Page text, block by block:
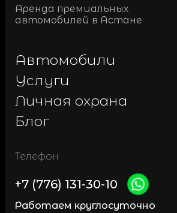
Аренда премиальных
автомобилей в Астане
Автомобили
Услуги
Личная охрана
Блог
Телефон
+7 (776) 131-30-10
Работаем круглосуточно